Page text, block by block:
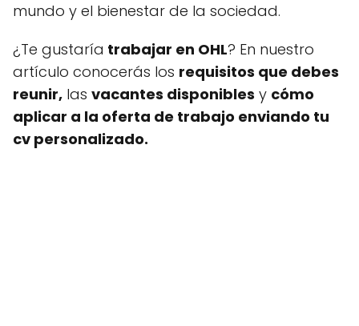
mundo y el bienestar de la sociedad.
¿Te gustaría trabajar en OHL? En nuestro
artículo conocerás los requisitos que debes
reunir, las vacantes disponibles y cómo
aplicar a la oferta de trabajo enviando tu
cv personalizado.